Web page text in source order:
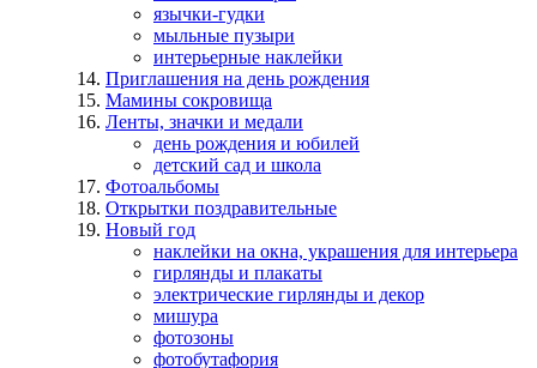
язычки-гудки
мыльные пузыри
интерьерные наклейки
Приглашения на день рождения
Мамины сокровища
Ленты, значки и медали
день рождения и юбилей
детский сад и школа
Фотоальбомы
Открытки поздравительные
Новый год
наклейки на окна, украшения для интерьера
гирлянды и плакаты
электрические гирлянды и декор
мишура
фотозоны
фотобутафория